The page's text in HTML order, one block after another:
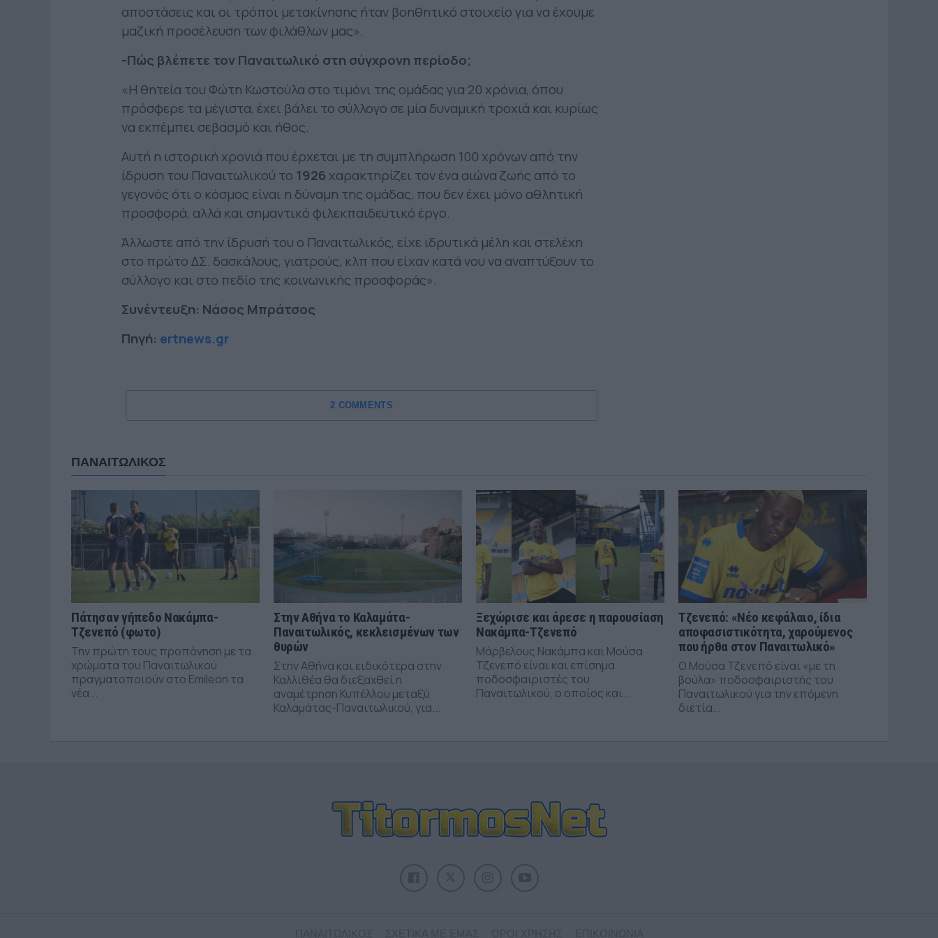
αποστάσεις και οι τρόποι μετακίνησης ήταν βοηθητικό στοιχείο για να έχουμε
μαζική προσέλευση των φιλάθλων μας».
-Πώς βλέπετε τον Παναιτωλικό στη σύγχρονη περίοδο;
«Η θητεία του Φώτη Κωστούλα στο τιμόνι της ομάδας για 20 χρόνια, όπου
πρόσφερε τα μέγιστα, έχει βάλει το σύλλογο σε μία δυναμική τροχιά και κυρίως
να εκπέμπει σεβασμό και ήθος.
Αυτή η ιστορική χρονιά που έρχεται με τη συμπλήρωση 100 χρόνων από την
ίδρυση του Παναιτωλικού το 1926 χαρακτηρίζει τον ένα αιώνα ζωής από το
γεγονός ότι ο κόσμος είναι η δύναμη της ομάδας, που δεν έχει μόνο αθλητική
προσφορά, αλλά και σημαντικό φιλεκπαιδευτικό έργο.
Άλλωστε από την ίδρυσή του ο Παναιτωλικός, είχε ιδρυτικά μέλη και στελέχη
στο πρώτο ΔΣ. δασκάλους, γιατρούς, κλπ που είχαν κατά νου να αναπτύξουν το
σύλλογο και στο πεδίο της κοινωνικής προσφοράς».
Συνέντευξη: Νάσος Μπράτσος
Πηγή: ertnews.gr
2 COMMENTS
ΠΑΝΑΙΤΩΛΙΚΟΣ
Πάτησαν γήπεδο Νακάμπα-
Τζενεπό (φωτο)
Την πρώτη τους προπόνηση με τα
χρώματα του Παναιτωλικού
πραγματοποιούν στο Emileon τα
νέα...
Στην Αθήνα το Καλαμάτα-
Παναιτωλικός, κεκλεισμένων των
θυρών
Στην Αθήνα και ειδικότερα στην
Καλλιθέα θα διεξαχθεί η
αναμέτρηση Κυπέλλου μεταξύ
Καλαμάτας-Παναιτωλικού, για...
Ξεχώρισε και άρεσε η παρουσίαση
Νακάμπα-Τζενεπό
Μάρβελους Νακάμπα και Μούσα
Τζενεπό είναι και επίσημα
ποδοσφαιριστές του
Παναιτωλικού, ο οποίος και...
Τζενεπό: «Νέο κεφάλαιο, ίδια
αποφασιστικότητα, χαρούμενος
που ήρθα στον Παναιτωλικό»
Ο Μούσα Τζενεπό είναι «με τη
βούλα» ποδοσφαιριστής του
Παναιτωλικού για την επόμενη
διετία...